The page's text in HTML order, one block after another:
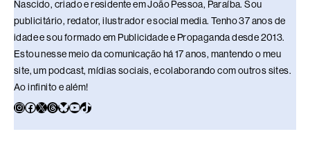
Nascido, criado e residente em João Pessoa, Paraíba. Sou
publicitário, redator, ilustrador e social media. Tenho 37 anos de
idade e sou formado em Publicidade e Propaganda desde 2013.
Estou nesse meio da comunicação há 17 anos, mantendo o meu
site, um podcast, mídias sociais, e colaborando com outros sites.
Ao infinito e além!